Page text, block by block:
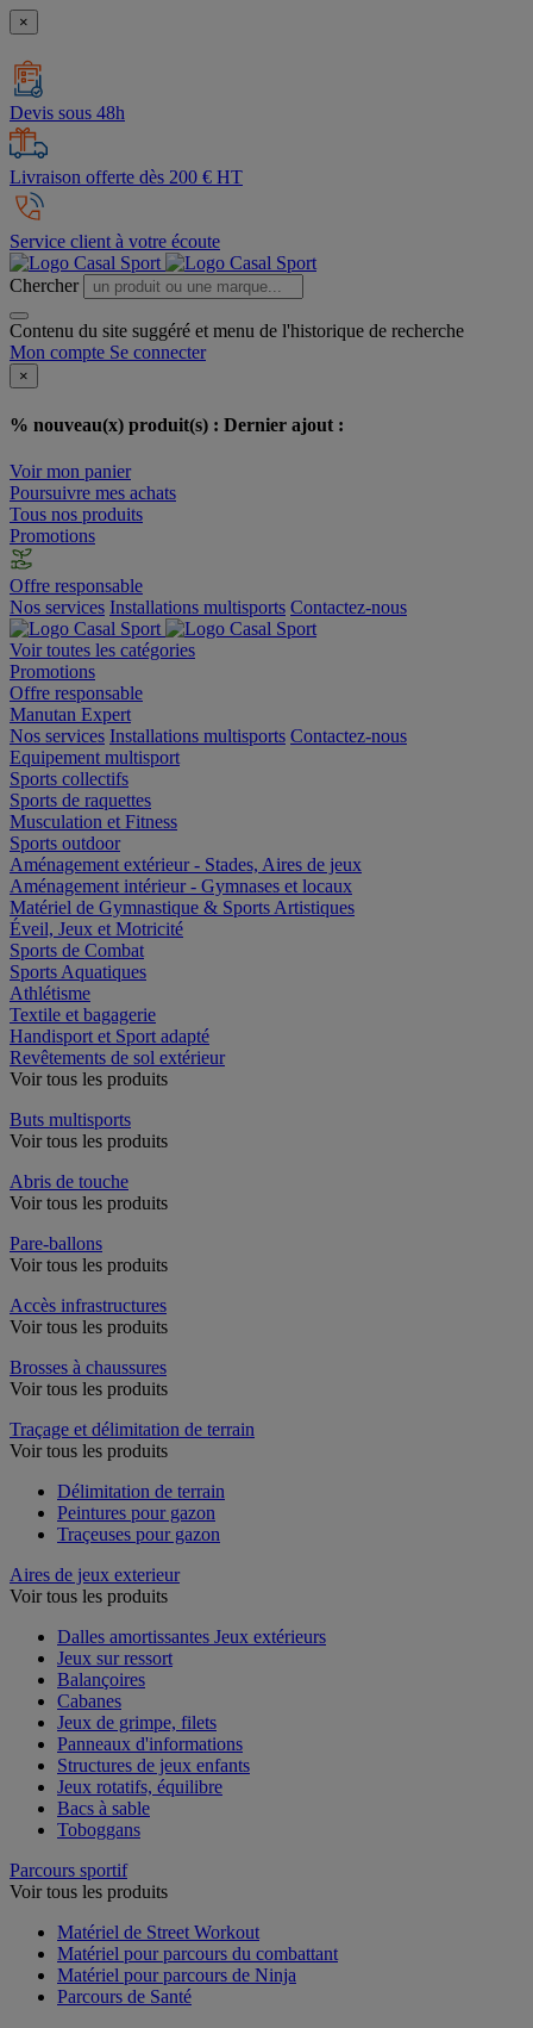
×
Devis sous 48h
Livraison offerte dès 200 € HT
Service client à votre écoute
Chercher
Contenu du site suggéré et menu de l'historique de recherche
Mon compte Se connecter
×
% nouveau(x) produit(s) : Dernier ajout :
Voir mon panier
Poursuivre mes achats
Tous nos produits
Promotions
Offre responsable
Nos services Installations multisports Contactez-nous
Voir toutes les catégories
Promotions
Offre responsable
Manutan Expert
Nos services Installations multisports Contactez-nous
Equipement multisport
Sports collectifs
Sports de raquettes
Musculation et Fitness
Sports outdoor
Aménagement extérieur - Stades, Aires de jeux
Aménagement intérieur - Gymnases et locaux
Matériel de Gymnastique & Sports Artistiques
Éveil, Jeux et Motricité
Sports de Combat
Sports Aquatiques
Athlétisme
Textile et bagagerie
Handisport et Sport adapté
Revêtements de sol extérieur
Voir tous les produits
Buts multisports
Voir tous les produits
Abris de touche
Voir tous les produits
Pare-ballons
Voir tous les produits
Accès infrastructures
Voir tous les produits
Brosses à chaussures
Voir tous les produits
Traçage et délimitation de terrain
Voir tous les produits
Délimitation de terrain
Peintures pour gazon
Traçeuses pour gazon
Aires de jeux exterieur
Voir tous les produits
Dalles amortissantes Jeux extérieurs
Jeux sur ressort
Balançoires
Cabanes
Jeux de grimpe, filets
Panneaux d'informations
Structures de jeux enfants
Jeux rotatifs, équilibre
Bacs à sable
Toboggans
Parcours sportif
Voir tous les produits
Matériel de Street Workout
Matériel pour parcours du combattant
Matériel pour parcours de Ninja
Parcours de Santé